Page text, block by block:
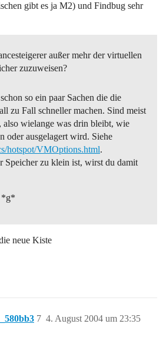
gibt es ja M2) und Findbug sehr
außer mehr der virtuellen
zuzuweisen?
so ein paar Sachen die die
zu Fall schneller machen. Sind meist
also wielange was drin bleibt, wie
oder ausgelagert wird. Siehe
hotspot/VMOptions.html.
Speicher zu klein ist, wirst du damit
*g*
neue Kiste
4. August 2004 um 23:35
7